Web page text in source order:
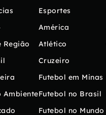
Região
Ambiente
Esportes
América
Atlético
Cruzeiro
Futebol em Minas
Futebol no Brasil
Futebol no Mundo